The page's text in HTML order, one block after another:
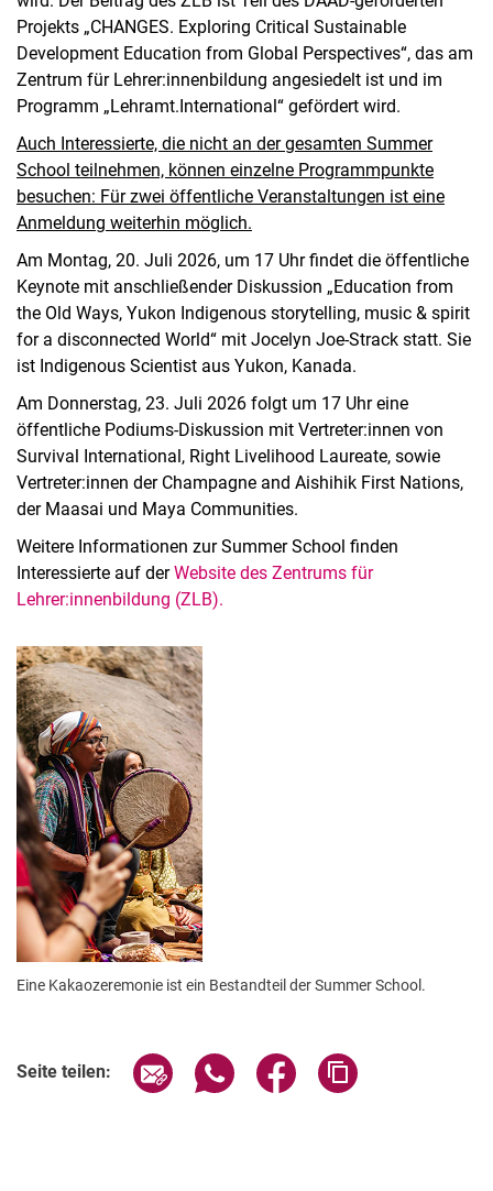
Projekts „CHANGES. Exploring Critical Sustainable
Development Education from Global Perspectives“, das am
Zentrum für Lehrer:innenbildung angesiedelt ist und im
Programm „Lehramt.International“ gefördert wird.
Auch Interessierte, die nicht an der gesamten Summer
School teilnehmen, können einzelne Programmpunkte
besuchen: Für zwei öffentliche Veranstaltungen ist eine
Anmeldung weiterhin möglich.
Am Montag, 20. Juli 2026, um 17 Uhr findet die öffentliche
Keynote mit anschließender Diskussion „Education from
the Old Ways, Yukon Indigenous storytelling, music & spirit
for a disconnected World“ mit Jocelyn Joe-Strack statt. Sie
ist Indigenous Scientist aus Yukon, Kanada.
Am Donnerstag, 23. Juli 2026 folgt um 17 Uhr eine
öffentliche Podiums-Diskussion mit Vertreter:innen von
Survival International, Right Livelihood Laureate, sowie
Vertreter:innen der Champagne and Aishihik First Nations,
der Maasai und Maya Communities.
Weitere Informationen zur Summer School finden
Interessierte auf derWebsite des Zentrums für
Lehrer:innenbildung (ZLB).
Eine Kakaozeremonie ist ein Bestandteil der Summer School.
Seite teilen: Seite über E-Mail teilen
Seite über WhatsApp teilen
Seite über Facebook